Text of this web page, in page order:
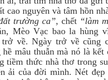
nguyên và tâm hồn
trường ca”, chết “làm
Mèo Vạc bao la hùng
về. Ngày trở về cũng
mâu thuẫn mà nó là kết
tiềm thức nhà thơ trong
ải của đời mình. Nét đẹp